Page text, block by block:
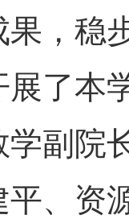
果，稳
展了本
副院
、资